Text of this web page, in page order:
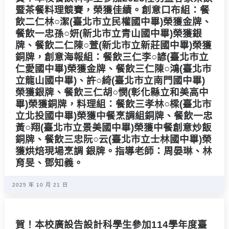
暨茶餐料理競賽，榮獲佳績。創意口布組：餐
飲二仁林○潔(臺北市立民權國中畢)榮獲金牌、
餐飲一忠孫○妍(新北市立青山國中畢)榮獲銀
牌、餐飲二仁陳○萱(新北市立新莊國中畢)榮獲
銅牌，創意海報組：餐飲三仁李○諺(臺北市立
仁愛國中畢)榮獲金牌、餐飲三仁陳○鴻(臺北市
立龍山國中畢)、許○綺(臺北市立南門國中畢)
榮獲銀牌、餐飲三仁胡○憫(彰化縣立和美高中
畢)榮獲銅牌，料理組：餐飲三孝林○樑(臺北市
立北投國中畢)榮獲中餐烹調組銅牌、餐飲一忠
黃○翔(臺北市立景美國中畢)榮獲中餐創意炒飯
銅牌、餐飲三忠阮○云(臺北市立士林國中畢)榮
獲烘焙現場烹調 銀牌。指導老師：周晏琳、林
育旻、鄧知義。
2025 年 10 月 21 日
賀！本校廣設告設計科學生參加114學年度臺